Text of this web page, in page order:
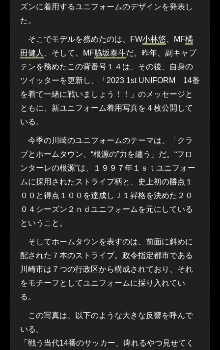
ズンに着用するユニフォームのデザインを発表し
た。
そこでモデルを務めたのは、FW小林悠 、MF橘
田健人
、そして、MF脇坂泰斗だ。昨年、副キャプ
テンを務めたこの背番号１４は、その後、自身の
ツイッターを更新し、「2023 1st UNIFORM 14番
を着て一緒に戦いましょう！！」のメッセージと
ともに、新ユニフォーム着用写真を４枚公開して
いる。
今季の川崎のユニフォームのテーマは、「クラ
ブとホームタウン、“根源の”力を纏う」だ。“フロ
ンターレの根源”は、１９９７年１ｓｔユニフォー
ムに採用されたストライプ柄と、史上初の勝点１
００と得点１００を達成しＪ１昇格を決めた２０
０４シーズン２ｎｄユニフォームを元にしている
ということ。
そしてホームタウンを表すのは、前面に斜めに
配された７本のストライプ。政令指定都市である
川崎市は７つの行政区から構成されており、それ
をモチーフとしてユニフォームに採り入れてい
る。
この写真は、以下のような大きな反響を呼んで
いる。
「戦う当代14番のサッカー、痺れるやつ見せてく